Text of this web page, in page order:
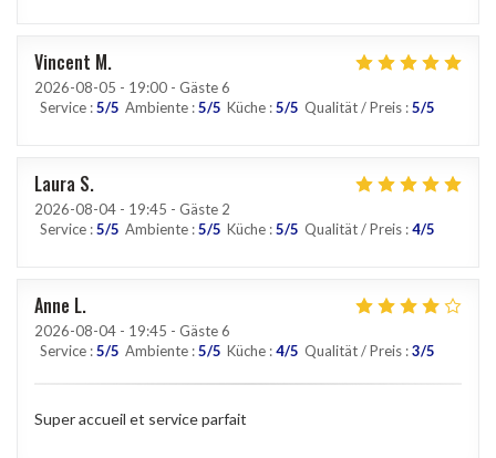
Vincent M
2026-08-05 - 19:00 - Gäste 6
Service :5/5 Ambiente :5/5 Küche :5/5 Qualität / Preis :5/5
Laura S
2026-08-04 - 19:45 - Gäste 2
Service :5/5 Ambiente :5/5 Küche :5/5 Qualität / Preis :4/5
Anne L
2026-08-04 - 19:45 - Gäste 6
Service :5/5 Ambiente :5/5 Küche :4/5 Qualität / Preis :3/5
Super accueil et service parfait